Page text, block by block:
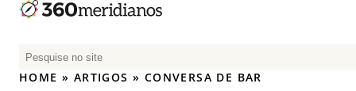
P
e
HOME » ARTIGOS » CONVERSA DE BAR